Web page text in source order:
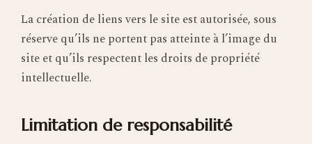
La création de liens vers le site est autorisée, sous
réserve qu’ils ne portent pas atteinte à l’image du
site et qu’ils respectent les droits de propriété
intellectuelle.
Limitation de responsabilité